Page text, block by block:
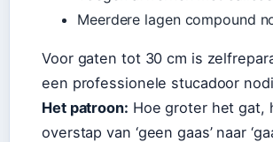
Meerdere lagen compound
Voor gaten tot 30 cm is
een professionele stucadoor
Het patroon: Hoe groter het gat,
overstap van ‘geen gaas’ naar